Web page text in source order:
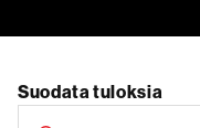
Suodata tuloksia